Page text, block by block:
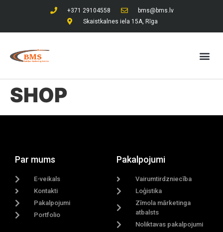
+371 29104558
bms@bms.lv
Skaistkalnes iela 15A, Rīga
SHOP
Par mums
E-veikals
Kontakti
Pakalpojumi
Portfolio
Pakalpojumi
Vairumtirdzniecība
Loģistika
Zīmola mārketinga
atbalsts
Noliktavas pakalpojumi